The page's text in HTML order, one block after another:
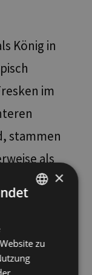
König in
im
stammen
als
St. Johann
und
×
zu